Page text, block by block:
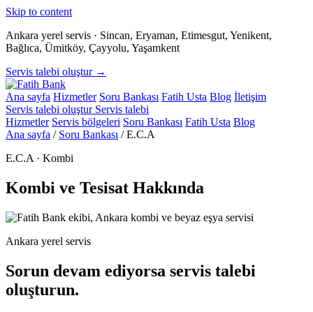
Skip to content
Ankara yerel servis · Sincan, Eryaman, Etimesgut, Yenikent,
Bağlıca, Ümitköy, Çayyolu, Yaşamkent
Servis talebi oluştur →
Ana sayfa Hizmetler Soru Bankası Fatih Usta Blog İletişim
Servis talebi oluştur Servis talebi
Hizmetler Servis bölgeleri Soru Bankası Fatih Usta Blog
Ana sayfa / Soru Bankası / E.C.A
E.C.A · Kombi
Kombi ve Tesisat Hakkında
Ankara yerel servis
Sorun devam ediyorsa servis talebi
oluşturun.